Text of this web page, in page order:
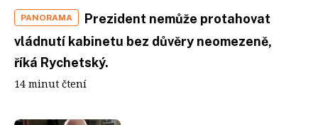
PANORAMA
Prezident nemůže protahovat
vládnutí kabinetu bez důvěry neomezeně,
říká Rychetský.
14 minut čtení